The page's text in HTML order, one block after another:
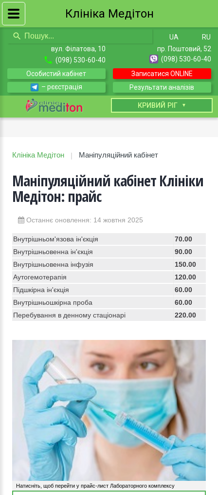
UA
RU
вул. Філатова, 10
(098) 530-60-40
пр. Поштовий, 52
(098) 530-60-40
Особистий кабінет
– рєєстрація
Записатися ONLINE
Результати аналізів
КРИВИЙ РІГ
Клініка Медітон | Маніпуляційний кабінет
Маніпуляційний кабінет Клініки
Медітон: прайс
Останнє оновлення: 14 жовтня 2025
Внутрішньом'язова ін'єкція
70.00
Внутрішньовенна ін'єкція
90.00
Внутрішньовенна інфузія
150.00
Аутогемотерапія
120.00
Підшкірна ін'єкція
60.00
Внутрішньошкірна проба
60.00
Перебування в денному стаціонарі
220.00
Натисніть, щоб перейти у прайс-лист Лабораторного комплексу
Клініка Медітон